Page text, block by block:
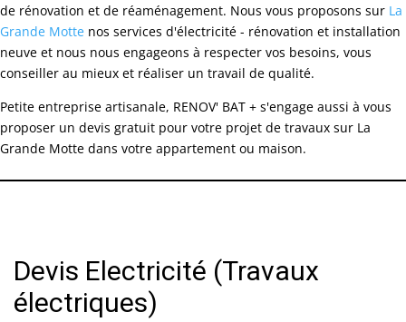
de rénovation et de réaménagement. Nous vous proposons sur La
Grande Motte nos services d'électricité - rénovation et installation
neuve et nous nous engageons à respecter vos besoins, vous
conseiller au mieux et réaliser un travail de qualité.
Petite entreprise artisanale, RENOV' BAT + s'engage aussi à vous
proposer un devis gratuit pour votre projet de travaux sur La
Grande Motte dans votre appartement ou maison.
Devis Electricité (Travaux
électriques)